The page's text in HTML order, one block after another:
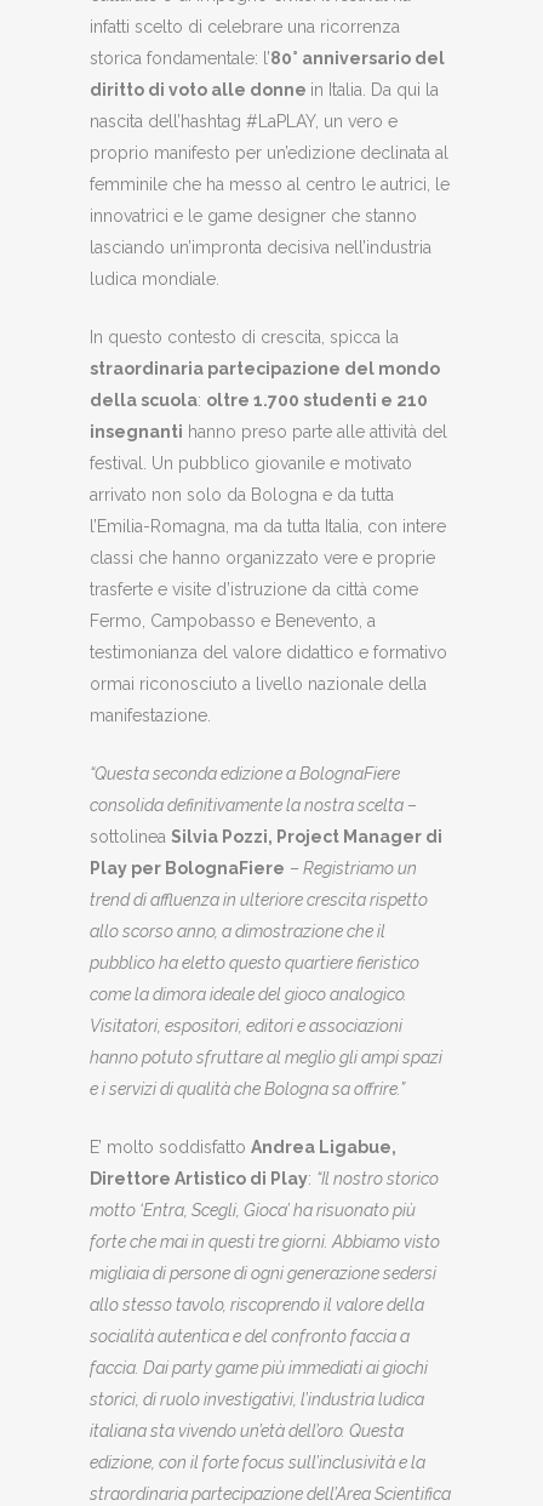
infatti scelto di celebrare una ricorrenza
storica fondamentale: l’80° anniversario del
diritto di voto alle donne in Italia. Da qui la
nascita dell’hashtag #LaPLAY, un vero e
proprio manifesto per un’edizione declinata al
femminile che ha messo al centro le autrici, le
innovatrici e le game designer che stanno
lasciando un’impronta decisiva nell’industria
ludica mondiale.
In questo contesto di crescita, spicca la
straordinaria partecipazione del mondo
della scuola: oltre 1.700 studenti e 210
insegnanti hanno preso parte alle attività del
festival. Un pubblico giovanile e motivato
arrivato non solo da Bologna e da tutta
l’Emilia-Romagna, ma da tutta Italia, con intere
classi che hanno organizzato vere e proprie
trasferte e visite d’istruzione da città come
Fermo, Campobasso e Benevento, a
testimonianza del valore didattico e formativo
ormai riconosciuto a livello nazionale della
manifestazione.
“Questa seconda edizione a BolognaFiere
consolida definitivamente la nostra scelta –
sottolinea Silvia Pozzi, Project Manager di
Play per BolognaFiere – Registriamo un
trend di affluenza in ulteriore crescita rispetto
allo scorso anno, a dimostrazione che il
pubblico ha eletto questo quartiere fieristico
come la dimora ideale del gioco analogico.
Visitatori, espositori, editori e associazioni
hanno potuto sfruttare al meglio gli ampi spazi
e i servizi di qualità che Bologna sa offrire.”
E’ molto soddisfatto Andrea Ligabue,
Direttore Artistico di Play: “Il nostro storico
motto ‘Entra, Scegli, Gioca’ ha risuonato più
forte che mai in questi tre giorni. Abbiamo visto
migliaia di persone di ogni generazione sedersi
allo stesso tavolo, riscoprendo il valore della
socialità autentica e del confronto faccia a
faccia. Dai party game più immediati ai giochi
storici, di ruolo investigativi, l’industria ludica
italiana sta vivendo un’età dell’oro. Questa
edizione, con il forte focus sull’inclusività e la
straordinaria partecipazione dell’Area Scientifica